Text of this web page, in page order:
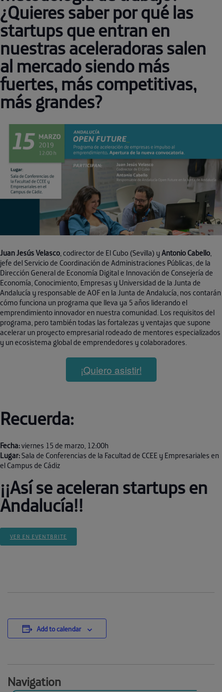
¿Quieres saber por qué las
startups que entran en
nuestras aceleradoras salen
al mercado siendo más
fuertes, más competitivas,
más grandes?
Juan Jesús Velasco, codirector de El Cubo (Sevilla) y Antonio Cabello,
jefe del Servicio de Coordinación de Administraciones Públicas, de la
Dirección General de Economía Digital e Innovación de Consejería de
Economía, Conocimiento, Empresas y Universidad de la Junta de
Andalucía y responsable de AOF en la Junta de Andalucía, nos contarán
cómo funciona un programa que lleva ya 5 años liderando el
emprendimiento innovador en nuestra comunidad. Los requisitos del
programa, pero también todas las fortalezas y ventajas que supone
acelerar un proyecto empresarial rodeado de mentores especializados
y un ecosistema global de emprendedores y colaboradores.
¡Quiero asistir!
Recuerda:
Fecha:viernes 15 de marzo, 12:00h
Lugar: Sala de Conferencias de la Facultad de CCEE y Empresariales en
el Campus de Cádiz
¡¡Así se aceleran startups en
Andalucía!!
VER EN EVENTBRITE
Add to calendar
Navigation